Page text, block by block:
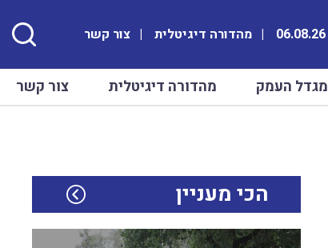
מהדורה דיגיטלית צור קשר
מגדל העמק מהדורה דיגיטלית צור קשר
הכי מעניין